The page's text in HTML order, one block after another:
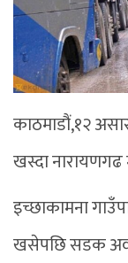
काठमाडौं,१२
खस्दा
इच्छाकामना
खसेपछि सडक